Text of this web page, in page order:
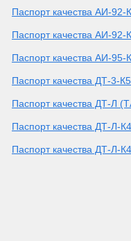
Паспорт качества АИ-
Паспорт качества АИ-
Паспорт качества АИ-
Паспорт качества ДТ-3-
Паспорт качества ДТ-Л
Паспорт качества ДТ-Л-
Паспорт качества ДТ-Л-